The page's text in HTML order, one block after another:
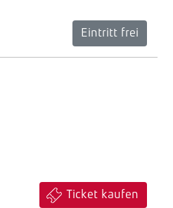
Eintritt frei
Ticket kaufen